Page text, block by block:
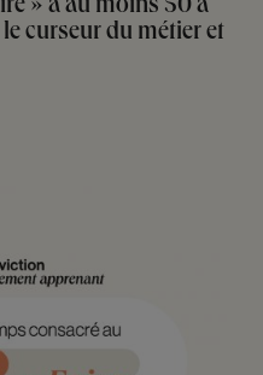
curseur du métier et